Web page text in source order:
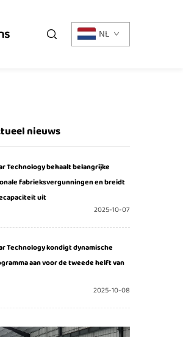
NL
nieuws
Technology behaalt belangrijke
fabrieksvergunningen en breidt
uit
2025-10-07
Technology kondigt dynamische
aan voor de tweede helft van
2025-10-08